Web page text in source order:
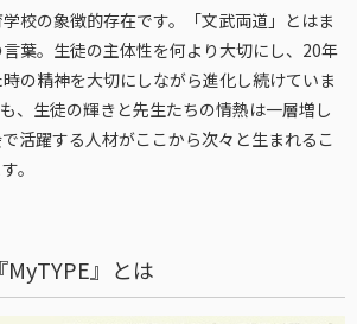
校の象徴的存在です。「文武両道」とはま
葉。生徒の主体性を何より大切にし、20年
の精神を大切にしながら進化し続けていま
、生徒の輝きと先生たちの情熱は一層増し
活躍する人材がここから次々と生まれるこ
。
』とは